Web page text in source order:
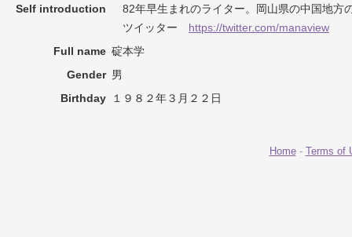
Self introduction
82年早生まれのライター。岡山県の中国地方
ツイッター https://twitter.com/manaview
Full name 碇本学
Gender 男
Birthday
１９８２年３月２２日
Home- Terms of